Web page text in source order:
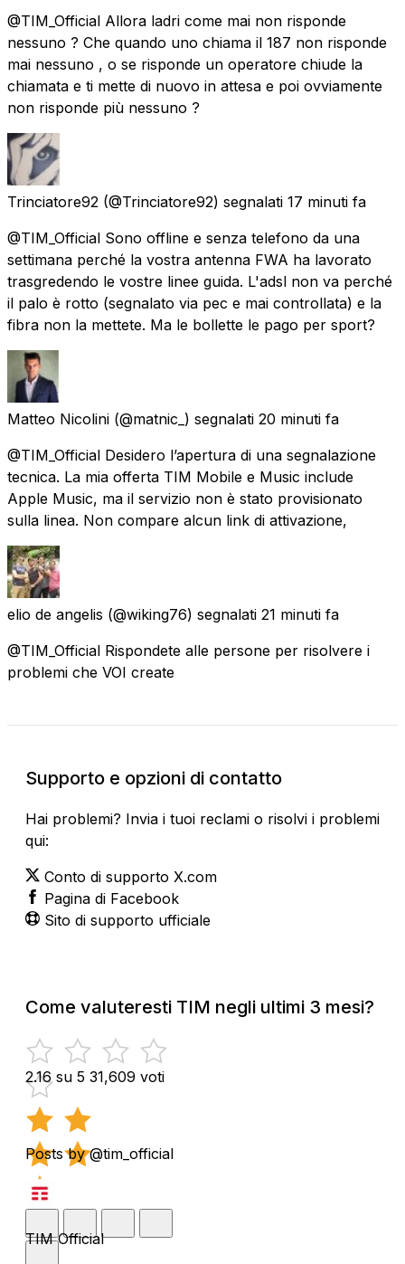
@TIM_Official Allora ladri come mai non risponde
nessuno ? Che quando uno chiama il 187 non risponde
mai nessuno , o se risponde un operatore chiude la
chiamata e ti mette di nuovo in attesa e poi ovviamente
non risponde più nessuno ?
Trinciatore92 (@Trinciatore92) segnalati 17 minuti fa
@TIM_Official Sono offline e senza telefono da una
settimana perché la vostra antenna FWA ha lavorato
trasgredendo le vostre linee guida. L'adsl non va perché
il palo è rotto (segnalato via pec e mai controllata) e la
fibra non la mettete. Ma le bollette le pago per sport?
Matteo Nicolini (@matnic_) segnalati 20 minuti fa
@TIM_Official Desidero l’apertura di una segnalazione
tecnica. La mia offerta TIM Mobile e Music include
Apple Music, ma il servizio non è stato provisionato
sulla linea. Non compare alcun link di attivazione,
elio de angelis (@wiking76) segnalati 21 minuti fa
@TIM_Official Rispondete alle persone per risolvere i
problemi che VOI create
Supporto e opzioni di contatto
Hai problemi? Invia i tuoi reclami o risolvi i problemi
qui:
Conto di supporto X.com
Pagina di Facebook
Sito di supporto ufficiale
Come valuteresti TIM negli ultimi 3 mesi?
2.16 su 5 31,609 voti
Posts by @tim_official
TIM Official